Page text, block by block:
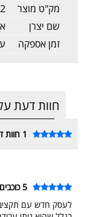
מק"ט מוצר
שם יצרן
זמן אספקה
עד
חוות דעת
1 חוות
5 כוכבים
לעסק חדש עם תקציב